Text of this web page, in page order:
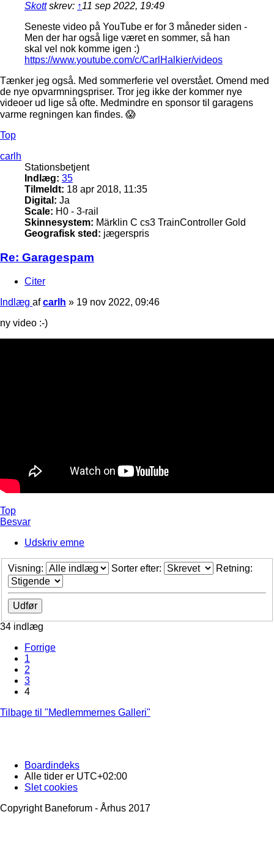
Skottskrev: ↑11 sep 2022, 19:49
Seneste video på YouTube er for 3 måneder siden -
Men der har også lige været en sommer, så han
skal vel nok komme igen :)
https://www.youtube.com/c/CarlHalkier/videos
Tænker jeg også. Med sommerferie vel overstået. Omend med
de nye opvarmningspriser. Tror jeg ikke der kommer nye
videoer ud lige så ofte. Medmindre en sponsor til garagens
varme regningen kan findes. 😱
Top
carlh
Stationsbetjent
Indlæg: 35
Tilmeldt: 18 apr 2018, 11:35
Digital: Ja
Scale: H0 - 3-rail
Skinnesystem: Märklin C cs3 TrainController Gold
Geografisk sted: jægerspris
Re: Garagespam
Citer
Indlæg afcarlh » 19 nov 2022, 09:46
ny video :-)
Top
Besvar
Udskriv emne
Visning: Sorter efter: Retning:
34 indlæg
Forrige
1
2
3
4
Tilbage til "Medlemmernes Galleri"
Boardindeks
Alle tider er UTC+02:00
Slet cookies
Copyright Baneforum - Århus 2017